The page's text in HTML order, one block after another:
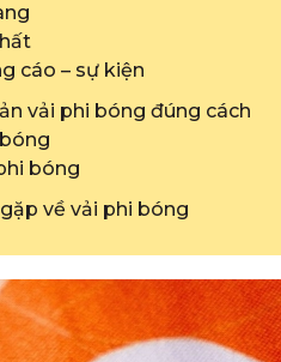
cáo – sự kiện
vải phi bóng đúng cách
bóng
về vải phi bóng